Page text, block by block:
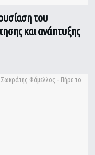
του
και ανάπτυξης